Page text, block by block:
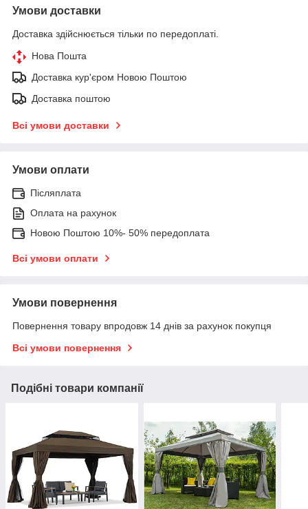
Умови доставки
Доставка здійснюється тільки по передоплаті.
Нова Пошта
Доставка кур'єром Новою Поштою
Доставка поштою
Всі умови доставки
Умови оплати
Післяплата
Оплата на рахунок
Новою Поштою 10%- 50% передоплата
Всі умови оплати
Умови повернення
Повернення товару впродовж 14 днів за рахунок покупця
Всі умови повернення
Подібні товари компанії